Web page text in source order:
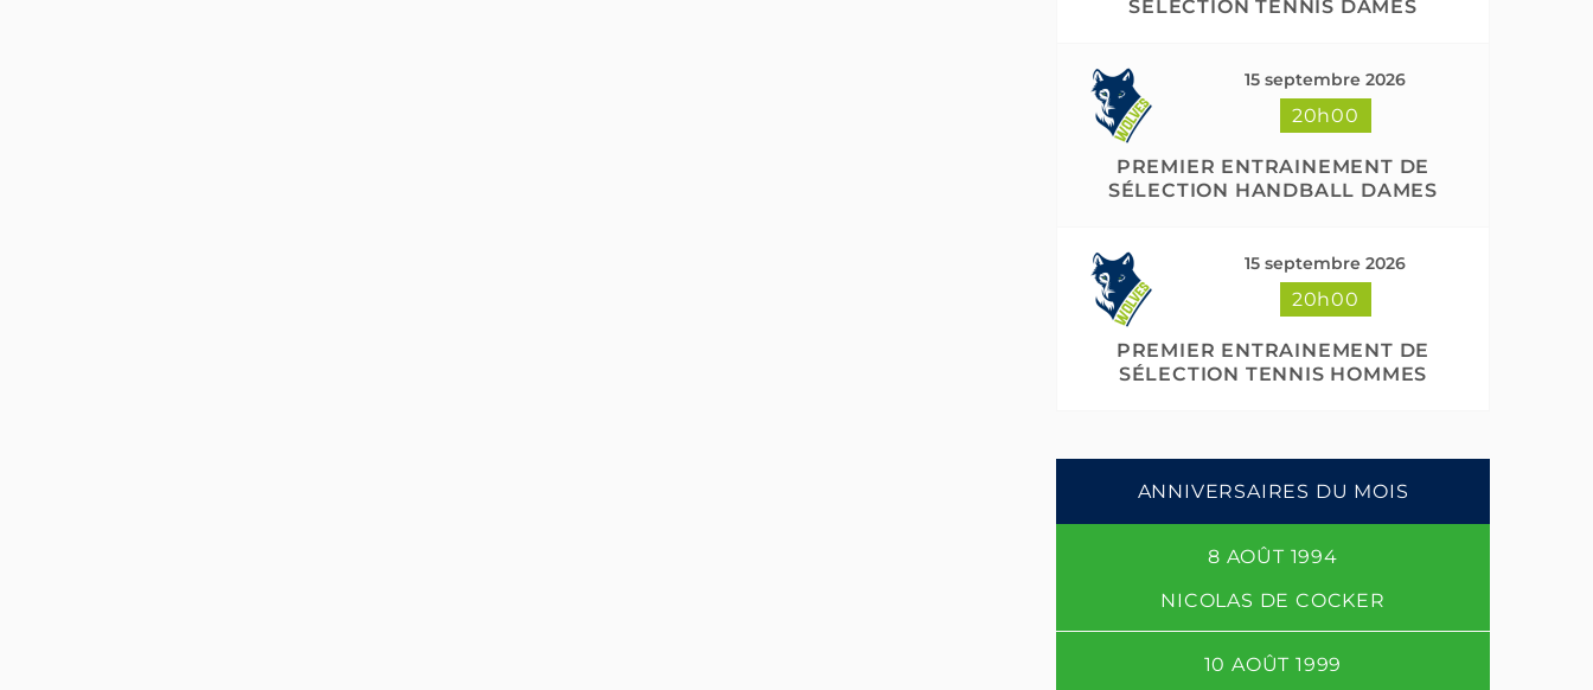
SÉLECTION TENNIS DAMES
15 septembre 2026
20h00
PREMIER ENTRAINEMENT DE
SÉLECTION HANDBALL DAMES
15 septembre 2026
20h00
PREMIER ENTRAINEMENT DE
SÉLECTION TENNIS HOMMES
ANNIVERSAIRES DU MOIS
8 AOÛT 1994
NICOLAS DE COCKER
10 AOÛT 1999